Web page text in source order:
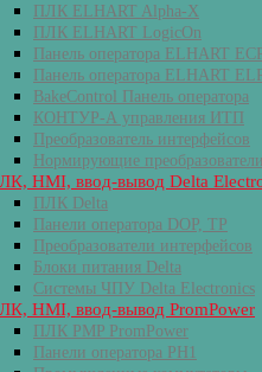
ПЛК ELHART Alpha-X
ПЛК ELHART LogicOn
Панель оператора ELHART
Панель оператора ELHART
BakeControl Панель оператора
КОНТУР-А управления ИТП
Преобразователь интерфейсов
Нормирующие преобразователи
HMI, ввод-вывод Delta
ПЛК Delta
Панели оператора DOP, TP
Преобразователи интерфейсов
Блоки питания Delta
Системы ЧПУ Delta Electronics
HMI, ввод-вывод PromPower
ПЛК PMP PromPower
Панели оператора PH1